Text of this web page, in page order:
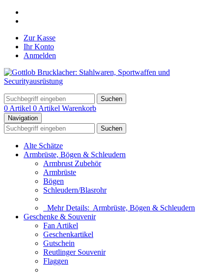
Zur Kasse
Ihr Konto
Anmelden
Suchen
0 Artikel 0 Artikel Warenkorb
Navigation
Suchen
Alte Schätze
Armbrüste, Bögen & Schleudern
Armbrust Zubehör
Armbrüste
Bögen
Schleudern/Blasrohr
Mehr Details: Armbrüste, Bögen & Schleudern
Geschenke & Souvenir
Fan Artikel
Geschenkartikel
Gutschein
Reutlinger Souvenir
Flaggen